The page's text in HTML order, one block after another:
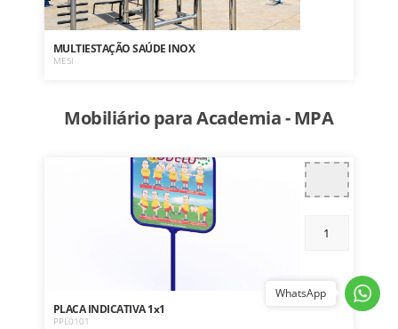
MULTIESTAÇÃO SAÚDE INOX
MESI
Mobiliário para Academia - MPA
PLACA INDICATIVA 1x1
PPL0101
WhatsApp